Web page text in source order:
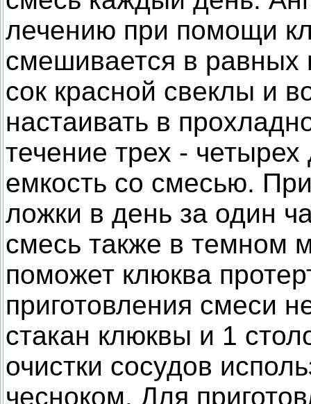
лечению при помощи
смешивается в равных
сок красной свеклы и
настаивать в
течение трех -
емкость со смесью.
ложки в день за один
смесь также в темном
поможет клюква
приготовления смеси
стакан клюквы и 1
очистки сосудов
чесноком. Для